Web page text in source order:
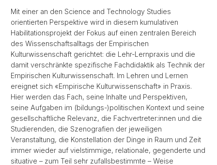
Mit einer an den Science and Technology Studies
orientierten Perspektive wird in diesem kumulativen
Habilitationsprojekt der Fokus auf einen zentralen Bereich
des Wissenschaftsalltags der Empirischen
Kulturwissenschaft gerichtet: die Lehr-Lernpraxis und die
damit verschränkte spezifische Fachdidaktik als Technik der
Empirischen Kulturwissenschaft. Im Lehren und Lernen
ereignet sich «Empirische Kulturwissenschaft» in Praxis.
Hier werden das Fach, seine Inhalte und Perspektiven,
seine Aufgaben im (bildungs-)politischen Kontext und seine
gesellschaftliche Relevanz, die Fachvertreter:innen und die
Studierenden, die Szenografien der jeweiligen
Veranstaltung, die Konstellation der Dinge in Raum und Zeit
immer wieder auf vielstimmige, relationale, gegenderte und
situative – zum Teil sehr zufallsbestimmte – Weise